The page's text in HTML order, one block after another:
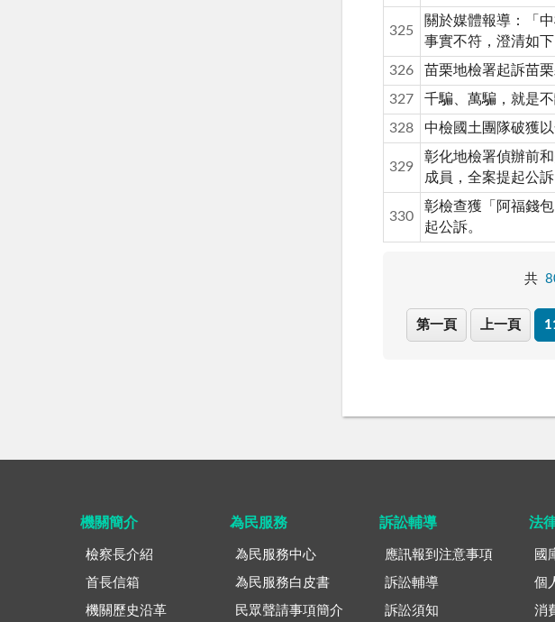
325
關於媒體報導：「
事實不符，澄清如下
326 苗栗地檢署起訴苗
327
千騙、萬騙，就是
328
中檢國土團隊破獲
329
彰化地檢署偵辦前
成員，全案提起公訴
330
彰檢查獲「阿福錢
起公訴。
共
第一頁 上一頁
機關簡介
檢察長介紹
首長信箱
機關歷史沿革
為民服務
為民服務中心
為民服務白皮書
民眾聲請事項簡介
訴訟輔導
應訊報到注意事項
訴訟輔導
訴訟須知
法
國
個
消